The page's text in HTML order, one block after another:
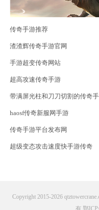
传奇手游推荐
渣渣辉传奇手游官网
手游超变传奇网站
超高攻速传奇手游
带满屏光柱和刀刀切割的传奇
haosf传奇新服网手游
传奇手游平台发布网
超级变态攻击速度快手游传奇
Copyright 2015-2026
有 鄂ICP